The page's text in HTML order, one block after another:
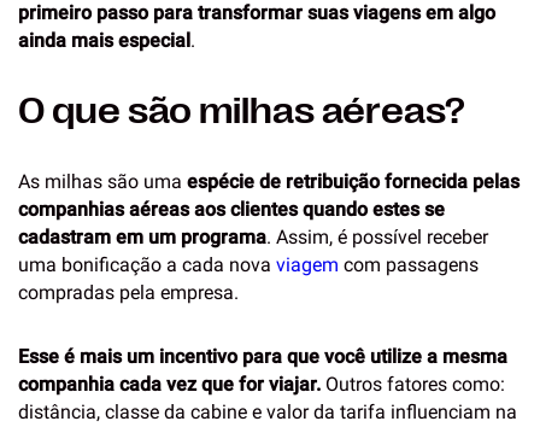
primeiro passo para transformar suas viagens em algo
ainda mais especial.
O que são milhas aéreas?
As milhas são uma espécie de retribuição fornecida pelas
companhias aéreas aos clientes quando estes se
cadastram em um programa. Assim, é possível receber
uma bonificação a cada nova viagem com passagens
compradas pela empresa.
Esse é mais um incentivo para que você utilize a mesma
companhia cada vez que for viajar. Outros fatores como:
distância, classe da cabine e valor da tarifa influenciam na